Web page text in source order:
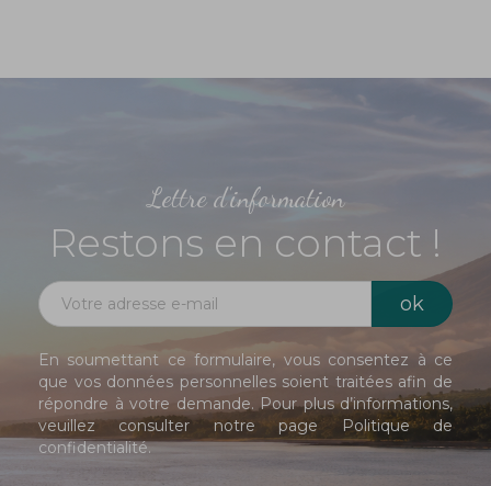
Lettre d'information
Restons en contact !
En soumettant ce formulaire, vous consentez à ce
que vos données personnelles soient traitées afin de
répondre à votre demande. Pour plus d’informations,
veuillez consulter notre page Politique de
confidentialité.